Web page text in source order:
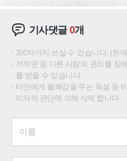
기사댓글0개
200자까지 쓰실 수 있습니다. (현
저작권 등 다른 사람의 권리를 침
를 받을 수 있습니다.
타인에게 불쾌감을 주는 욕설 등
리자의 판단에 의해 삭제 합니다.